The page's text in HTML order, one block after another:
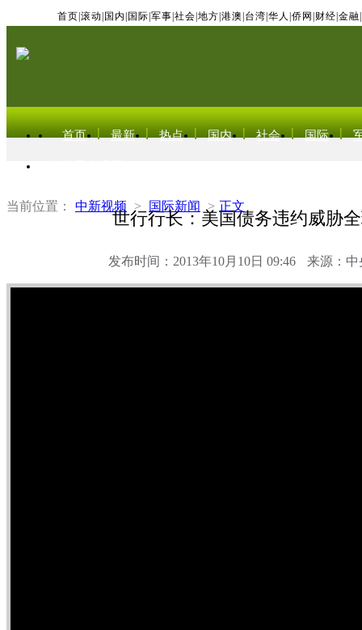
首页 滚动 国内 国际 军事 社会 地方 港澳 台湾 华人 侨网 财经 金融
首页 最新 热点 国内 社会 国际
当前位置： 中新视频 > 国际新闻 > 正文
世行行长：美国债务违约威胁
发布时间：2013年10月10日 09:46 来源：中